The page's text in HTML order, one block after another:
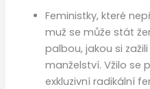
Feministky, které
muž se může stát
palbou, jakou si
manželství. Vžilo se
exkluzivní radikální